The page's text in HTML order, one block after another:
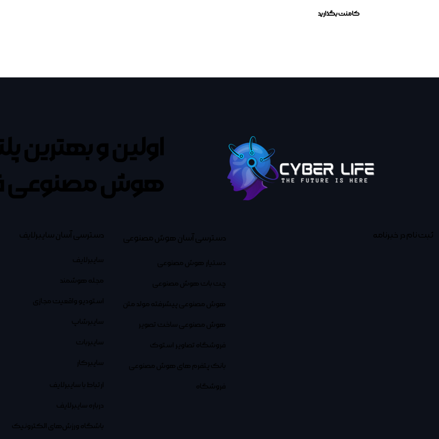
اولین و بهترین
هوش مصنوعی
ثبت نام در خبرنامه دسترسی آسان هوش مصنوعی
دستیار هوش مصنوعی
چت بات هوش مصنوعی
هوش مصنوعی پیشرفته مولد متن
هوش مصنوعی ساخت تصویر
فروشگاه تصاویر استوک
بانک پتفرم های هوش مصنوعی
فروشگاه
دسترسی آسان سایبرلایف
سایبرلایف
مجله هوشمند
استودیو واقعیت مجازی
سایبرشاپ
سایبربات
سایبرکار
ارتباط با سایبرلایف
درباره سایبرلایف
باشگاه ورزش‌های الکترونیک